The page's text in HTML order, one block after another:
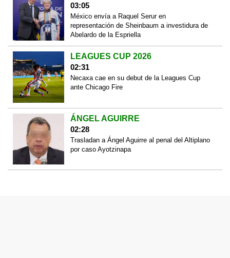
03:05
México envía a Raquel Serur en
representación de Sheinbaum a investidura de
Abelardo de la Espriella
LEAGUES CUP 2026
02:31
Necaxa cae en su debut de la Leagues Cup
ante Chicago Fire
ÁNGEL AGUIRRE
02:28
Trasladan a Ángel Aguirre al penal del Altiplano
por caso Ayotzinapa